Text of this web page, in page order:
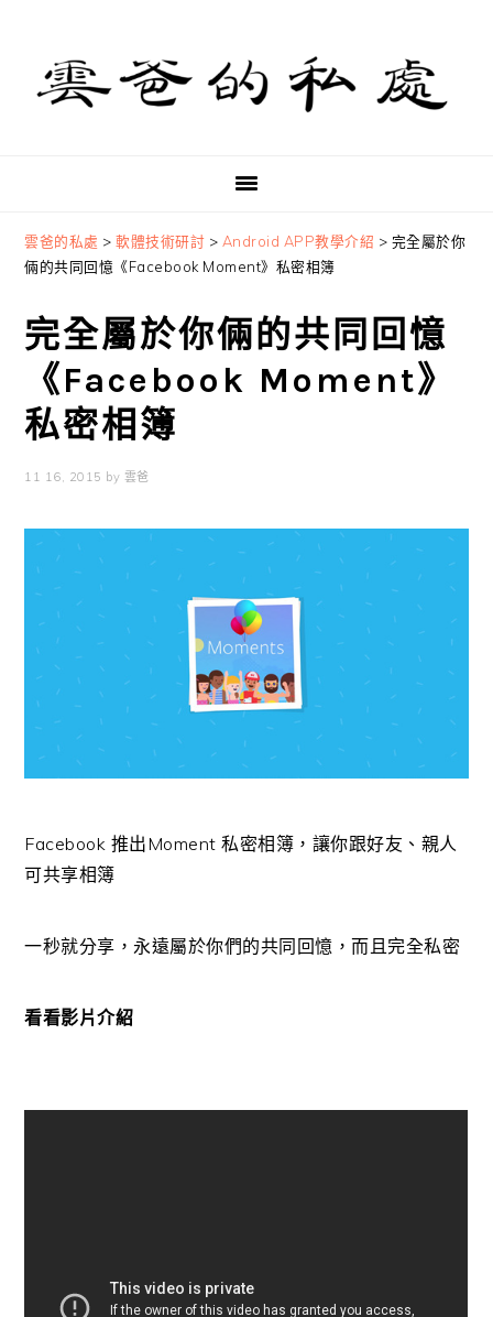
primary
navigation
content
primary
sidebar
雲爸的私處 >軟體技術研討 > Android APP教學介紹 > 完全屬於你
倆的共同回憶《Facebook Moment》私密相簿
完全屬於你倆的共同回憶
《Facebook Moment》
私密相簿
11 16, 2015 by 雲爸
Facebook 推出Moment 私密相簿，讓你跟好友、親人
可共享相簿
一秒就分享，永遠屬於你們的共同回憶，而且完全私密
看看影片介紹